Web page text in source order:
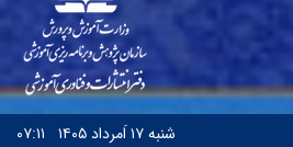
شنبه۱۷ اَمرداد ۱۴۰۵ ۰۷:۱۱